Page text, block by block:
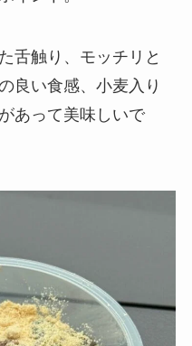
舌触り、モッチリと
良い食感、小麦入り
あって美味しいで